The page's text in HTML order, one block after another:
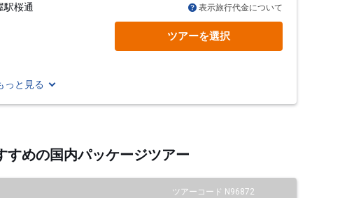
駅桜通
表示旅行代金について
ツアーを選択
っと見る
すめの国内パッケージツアー
ツアーコード N96872